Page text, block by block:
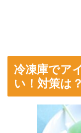
冷凍庫でア
い！対策は？